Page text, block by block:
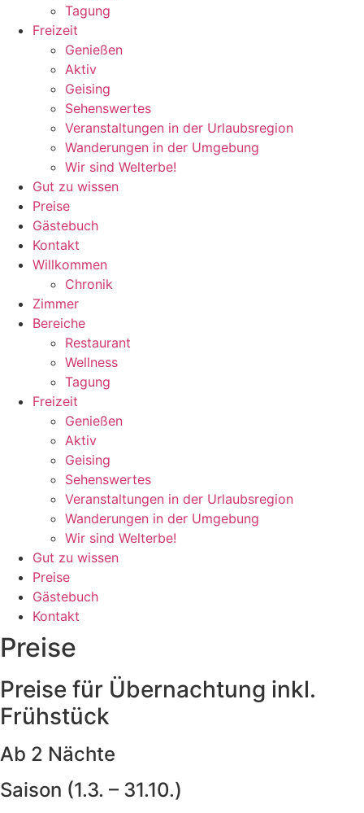
Tagung
Freizeit
Genießen
Aktiv
Geising
Sehenswertes
Veranstaltungen in der Urlaubsregion
Wanderungen in der Umgebung
Wir sind Welterbe!
Gut zu wissen
Preise
Gästebuch
Kontakt
Willkommen
Chronik
Zimmer
Bereiche
Restaurant
Wellness
Tagung
Freizeit
Genießen
Aktiv
Geising
Sehenswertes
Veranstaltungen in der Urlaubsregion
Wanderungen in der Umgebung
Wir sind Welterbe!
Gut zu wissen
Preise
Gästebuch
Kontakt
Preise
Preise für Übernachtung inkl.
Frühstück
Ab 2 Nächte
Saison (1.3. – 31.10.)